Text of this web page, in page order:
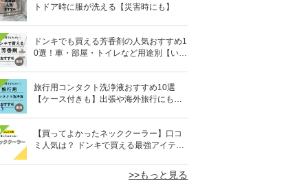
トドア時に服が洗える【災害時にも】
ドンキでも買える芳香剤の人気おすすめ1
0選！車・部屋・トイレなど用途別【いい
旅行用コンタクト洗浄液おすすめ10選
【ケース付きも】出張や海外旅行にも便
【買ってよかったネッククーラー】口コ
ミ人気は？ ドンキで買える最強アイテム
>>もっと見る